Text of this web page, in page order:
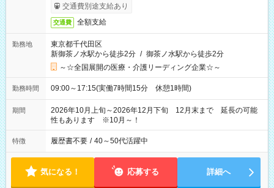
交通費別途支給あり
交通費 全額支給
勤務地
東京都千代田区
新御茶ノ水駅から徒歩2分 / 御茶ノ水駅から徒歩2分
～☆全国展開の医療・介護リーディング企業☆～
勤務時間 09:00～17:15(実働7時間15分 休憩1時間)
期間
2026年10月上旬～2026年12月下旬 12月末まで 延長の可能
性もあります ※10月～！
特徴 履歴書不要 / 40～50代活躍中
気になる！ 応募する 詳細へ